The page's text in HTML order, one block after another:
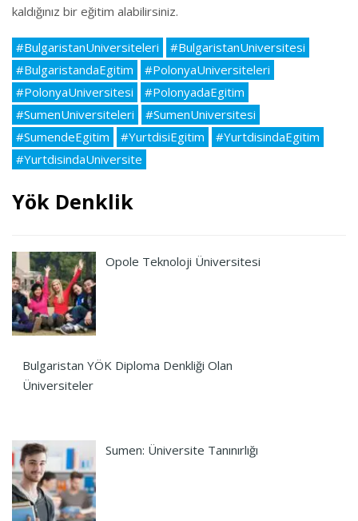
kaldığınız bir eğitim alabilirsiniz.
#BulgaristanUniversiteleri
#BulgaristanUniversitesi
#BulgaristandaEgitim
#PolonyaUniversiteleri
#PolonyaUniversitesi
#PolonyadaEgitim
#SumenUniversiteleri
#SumenUniversitesi
#SumendeEgitim
#YurtdisiEgitim
#YurtdisindaEgitim
#YurtdisindaUniversite
Yök Denklik
Opole Teknoloji Üniversitesi
Bulgaristan YÖK Diploma Denkliği Olan
Üniversiteler
Sumen: Üniversite Tanınırlığı